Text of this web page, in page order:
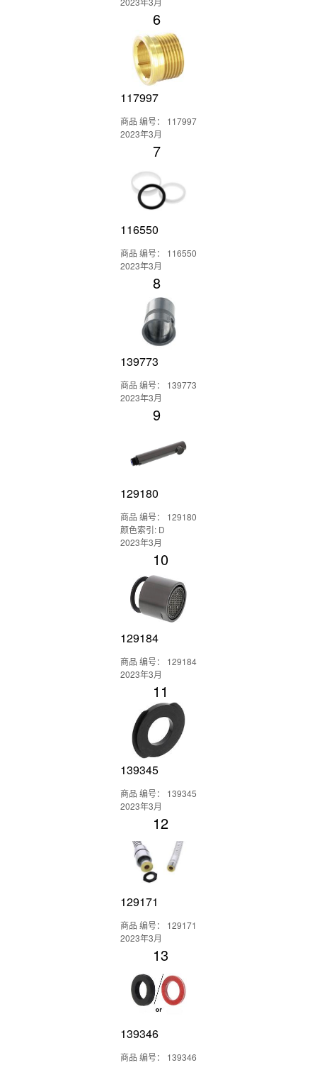
6
117997
商品 编号： 117997
2023年3月
7
116550
商品 编号： 116550
2023年3月
8
139773
商品 编号： 139773
2023年3月
9
129180
商品 编号： 129180
颜色索引: D
2023年3月
10
129184
商品 编号： 129184
2023年3月
11
139345
商品 编号： 139345
2023年3月
12
129171
商品 编号： 129171
2023年3月
13
139346
商品 编号： 139346